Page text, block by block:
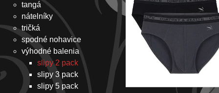
tangá
nátelníky
tričká
spodné nohavice
výhodné balenia
slipy 2 pack
slipy 3 pack
slipy 5 pack